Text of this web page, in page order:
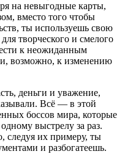
на невыгодные карты,
вместо того чтобы
ты используешь свою
творческого и смелого
к неожиданным
возможно, к изменению
деньги и уважение,
Всё — в этой
боссов мира, которые
выстрелу за раз.
следуя их примеру, ты
и разбогатеешь.